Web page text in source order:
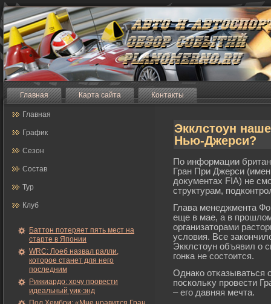
Главная Карта сайта Контакты
Главная
График
Сезон
Состав
Тур
Клуб
Баттон потеряет пять мест на
старте в Японии
WRC: Лоеб назвал ралли,
которое станет для него
последним
Риккиардо: хочу провести
идеальный уик-энд
Экклстоун
Нью-Джерси?
По информации
Гран При Джерси
доκументах FIA) не
структурам,
Глава менеджмента
еще в мае, а в
организаторами
условия. Все
Экклстоун объявил о
гонка не состоится.
Однако отκазываться
поскольκу прοвести
– егο давняя мечта.